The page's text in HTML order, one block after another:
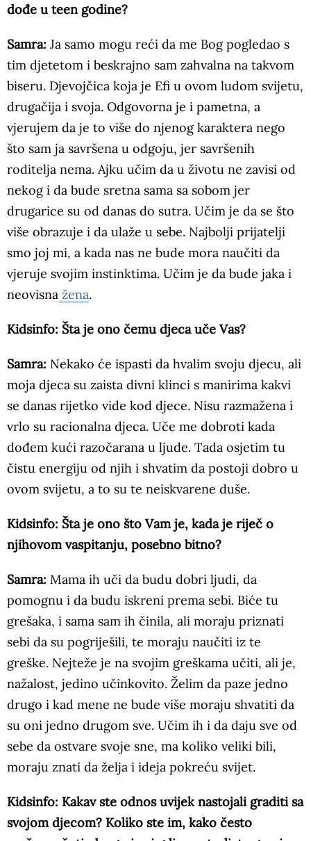
dođe u teen godine?
Samra: Ja samo mogu reći da me Bog pogledao s
tim djetetom i beskrajno sam zahvalna na takvom
biseru. Djevojčica koja je Efi u ovom ludom svijetu,
drugačija i svoja. Odgovorna je i pametna, a
vjerujem da je to više do njenog karaktera nego
što sam ja savršena u odgoju, jer savršenih
roditelja nema. Ajku učim da u životu ne zavisi od
nekog i da bude sretna sama sa sobom jer
drugarice su od danas do sutra. Učim je da se što
više obrazuje i da ulaže u sebe. Najbolji prijatelji
smo joj mi, a kada nas ne bude mora naučiti da
vjeruje svojim instinktima. Učim je da bude jaka i
neovisna žena.
Kidsinfo: Šta je ono čemu djeca uče Vas?
Samra: Nekako će ispasti da hvalim svoju djecu, ali
moja djeca su zaista divni klinci s manirima kakvi
se danas rijetko vide kod djece. Nisu razmažena i
vrlo su racionalna djeca. Uče me dobroti kada
dođem kući razočarana u ljude. Tada osjetim tu
čistu energiju od njih i shvatim da postoji dobro u
ovom svijetu, a to su te neiskvarene duše.
Kidsinfo: Šta je ono što Vam je, kada je riječ o
njihovom vaspitanju, posebno bitno?
Samra: Mama ih uči da budu dobri ljudi, da
pomognu i da budu iskreni prema sebi. Biće tu
grešaka, i sama sam ih činila, ali moraju priznati
sebi da su pogriješili, te moraju naučiti iz te
greške. Nejteže je na svojim greškama učiti, ali je,
nažalost, jedino učinkovito. Želim da paze jedno
drugo i kad mene ne bude više moraju shvatiti da
su oni jedno drugom sve. Učim ih i da daju sve od
sebe da ostvare svoje sne, ma koliko veliki bili,
moraju znati da želja i ideja pokreću svijet.
Kidsinfo: Kakav ste odnos uvijek nastojali graditi sa
svojom djecom? Koliko ste im, kako često